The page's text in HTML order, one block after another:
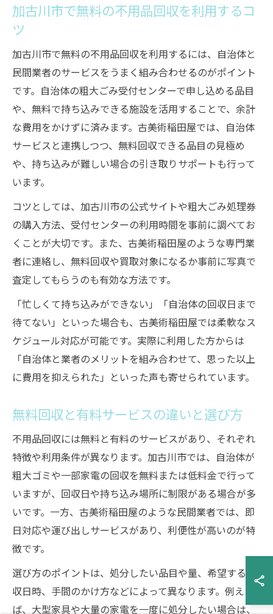
加古川市で無料の不用品回収を利用するコ
ツ
加古川市で無料の不用品回収を利用するには、自治体と
民間業者のサービスをうまく組み合わせるのがポイント
です。自治体の粗大ごみ受付センターで申し込める品目
や、無料で持ち込みできる施設を活用することで、余計
な費用をかけずに済みます。古美術稲田屋では、自治体
サービスと連携しつつ、無料回収できる品目の見極め
や、持ち込みが難しい場合の引き取りサポートも行って
います。
コツとしては、加古川市の公式サイトや粗大ごみ処理券
の購入方法、受付センターの利用時間を事前に調べてお
くことが大切です。また、古美術稲田屋のような専門業
者に連絡し、無料回収や買取対象になるか事前に写真で
査定してもらうのも有効な方法です。
「忙しくて持ち込みができない」「自治体の回収日まで
待てない」といった場合も、古美術稲田屋では柔軟なス
ケジュール対応が可能です。実際に利用した方からは
「自治体と業者のメリットを組み合わせて、思った以上
に費用を抑えられた」といった声も寄せられています。
無料回収と有料サービスの違いと選び方
不用品回収には無料と有料のサービスがあり、それぞれ
特徴や利用条件が異なります。加古川市では、自治体が
粗大ゴミや一部家電の回収を無料または低料金で行って
いますが、回収日や持ち込み場所に制限がある場合が多
いです。一方、古美術稲田屋のような民間業者では、即
日対応や運び出しサービスがあり、利便性が高いのが特
徴です。
選び方のポイントは、処分したい品目や量、希望する回
収日時、手間のかけ方などによって異なります。例え
ば、大型家具や大量の家電を一度に処分したい場合は、